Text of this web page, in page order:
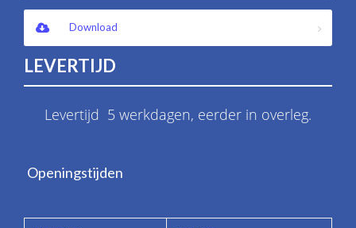
Download
LEVERTIJD
Levertijd 5 werkdagen, eerder in overleg.
Openingstijden